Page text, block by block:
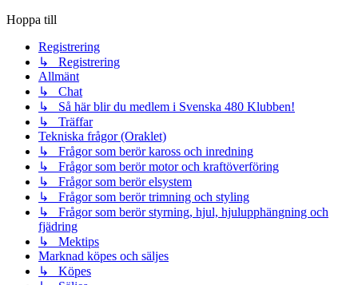
Hoppa till
Registrering
↳ Registrering
Allmänt
↳ Chat
↳ Så här blir du medlem i Svenska 480 Klubben!
↳ Träffar
Tekniska frågor (Oraklet)
↳ Frågor som berör kaross och inredning
↳ Frågor som berör motor och kraftöverföring
↳ Frågor som berör elsystem
↳ Frågor som berör trimning och styling
↳ Frågor som berör styrning, hjul, hjulupphängning och
fjädring
↳ Mektips
Marknad köpes och säljes
↳ Köpes